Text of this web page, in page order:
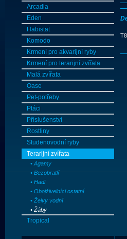
Arcadia
Eden
Habistat
Komodo
Krmení pro akvarijní ryby
Krmení pro terarijní zvířata
Malá zvířata
Oase
Pet-potřeby
Ptáci
Příslušenství
Rostliny
Studenovodní ryby
Terarijní zvířata
• Agamy
• Bezobratlí
• Hadi
• Obojživelníci ostatní
• Želvy vodní
• Žáby
Tropical